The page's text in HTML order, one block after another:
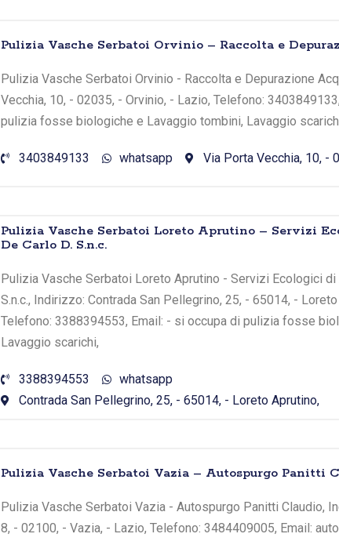
Pulizia Vasche Serbatoi Orvinio – Raccolta e
Pulizia Vasche Serbatoi Orvinio - Raccolta e Depurazione
Vecchia, 10, - 02035, - Orvinio, - Lazio, Telefono:
pulizia fosse biologiche e Lavaggio tombini, Lavaggio
3403849133 whatsapp Via Porta Vecchia, 10, -
Pulizia Vasche Serbatoi Loreto Aprutino – Servizi
De Carlo D. S.n.c.
Pulizia Vasche Serbatoi Loreto Aprutino - Servizi Ecologici di
S.n.c., Indirizzo: Contrada San Pellegrino, 25, - 65014, -
Telefono: 3388394553, Email: - si occupa di pulizia fosse
Lavaggio scarichi,
3388394553
whatsapp
Contrada San Pellegrino, 25, - 65014, - Loreto Aprutino,
Pulizia Vasche Serbatoi Vazia – Autospurgo Panitti
Pulizia Vasche Serbatoi Vazia - Autospurgo Panitti Claudio,
8, - 02100, - Vazia, - Lazio, Telefono: 3484409005, Email: